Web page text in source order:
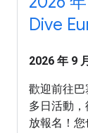
Dive
2026 年 9
歡迎前往
多日活動
放報名！您